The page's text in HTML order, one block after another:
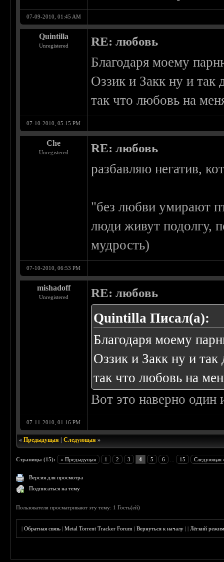
07-09-2010, 01:45 AM
Quintilla
Unregistered RE: любовь
Благодаря моему
Оззик и Закк ну и так
так что любовь на
07-10-2010, 05:15 PM
Che
Unregistered RE: любовь
разбавляю негатив,
"без любви умирают
люди живут подолгу,
мудрость)
07-10-2010, 06:53 PM
mishadoff
Unregistered RE: любовь
Quintilla Писал(а):
Благодаря моему
Оззик и Закк ну и так
так что любовь на
Вот это наверно
07-11-2010, 01:16 PM
«Предыдущая |Следующая »
Страницы (15): « Предыдущая 1 2 3 4 5 6 15 Следующая
Версия для просмотра
Подписаться на тему
Пользователи просматривают эту тему: 1 Гость(ей)
|Обратная связь |Metal Torrent Tracker Forum |Вернуться к началу ||Лёгкий